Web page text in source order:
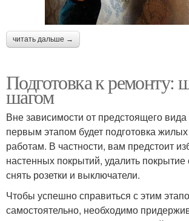
читать дальше →
Подготовка к ремонту:
шагом
Вне зависимости от предстоящего
первым этапом будет подготовка
работам. В частности, вам предстоит
настенных покрытий, удалить покрытие
снять розетки и выключатели.
Чтобы успешно справиться с этим
самостоятельно, необходимо